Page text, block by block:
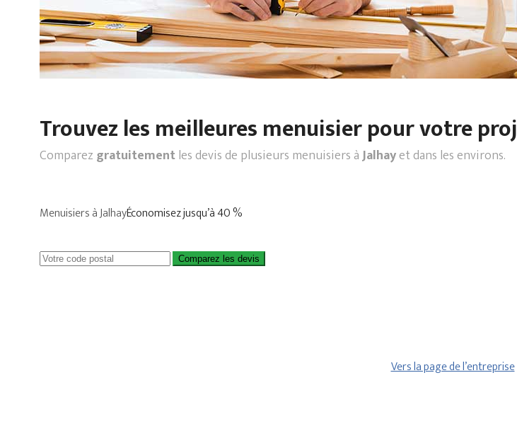
Trouvez les meilleures menuisier pour votre
Comparez gratuitementles devis de plusieurs menuisiers àJalhayet dans les environs.
Menuisiers à JalhayÉconomisez jusqu’à 40 %
Comparez les devis
Vers la page de l’entreprise